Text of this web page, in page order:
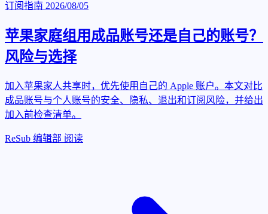
订阅指南 2026/08/05
苹果家庭组用成品账号还是自己的账号？
风险与选择
加入苹果家人共享时，优先使用自己的 Apple 账户。本文对比
成品账号与个人账号的安全、隐私、退出和订阅风险，并给出
加入前检查清单。
ReSub 编辑部 阅读